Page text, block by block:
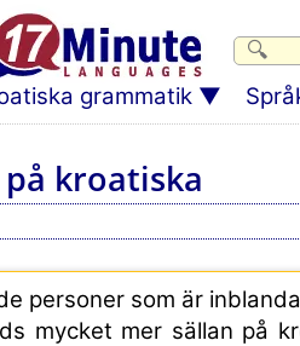
grammatik
kroatiska
personer som är
mycket mer sällan på